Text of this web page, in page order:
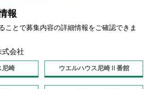
報
ことで募集内容の詳細情報をご確認できま
会社
尼崎 ウエルハウス尼崎Ⅱ番館